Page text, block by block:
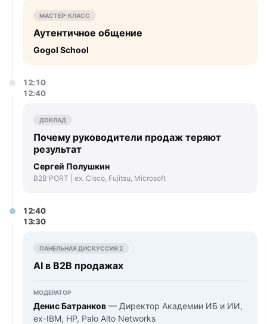
МАСТЕР-КЛАСС
Аутентичное общение
Gogol School
12:10
12:40
ДОКЛАД
Почему руководители продаж теряют
результат
Сергей Полушкин
B2B PORT | ex. Cisco, Fujitsu, Microsoft
12:40
13:30
ПАНЕЛЬНАЯ ДИСКУССИЯ 2
AI в B2B продажах
МОДЕРАТОР
Денис Батранков — Директор Академии ИБ и ИИ,
ex-IBM, HP, Palo Alto Networks